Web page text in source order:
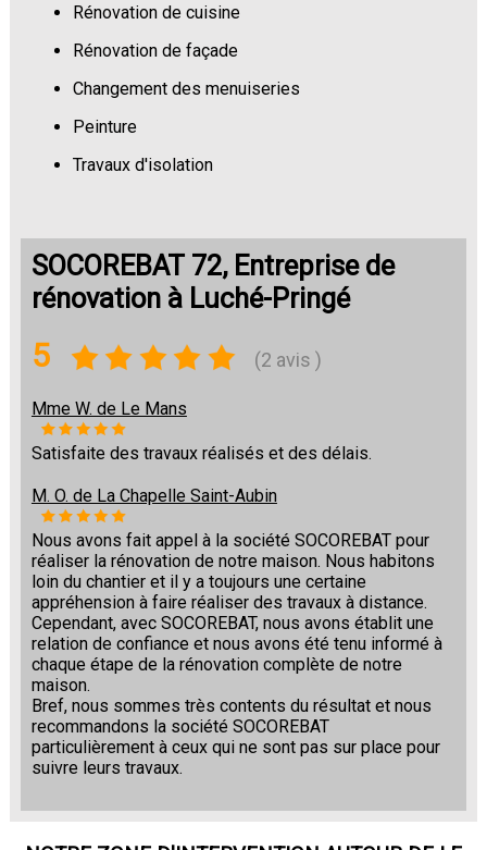
Rénovation de cuisine
Rénovation de façade
Changement des menuiseries
Peinture
Travaux d'isolation
SOCOREBAT 72, Entreprise de
rénovation à Luché-Pringé
5 (2 avis )
Mme W. de Le Mans
Satisfaite des travaux réalisés et des délais.
M. O. de La Chapelle Saint-Aubin
Nous avons fait appel à la société SOCOREBAT pour
réaliser la rénovation de notre maison. Nous habitons
loin du chantier et il y a toujours une certaine
appréhension à faire réaliser des travaux à distance.
Cependant, avec SOCOREBAT, nous avons établit une
relation de confiance et nous avons été tenu informé à
chaque étape de la rénovation complète de notre
maison.
Bref, nous sommes très contents du résultat et nous
recommandons la société SOCOREBAT
particulièrement à ceux qui ne sont pas sur place pour
suivre leurs travaux.